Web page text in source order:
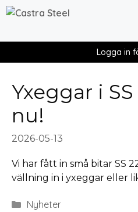
Logga in
Yxeggar i
nu!
2026-05-13
Vi har fått in små bitar SS
vällning in i yxeggar eller
Nyheter